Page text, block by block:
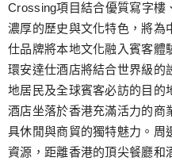
Crossing項目結合優質寫字樓
濃厚的歷史與文化特色，將為
仕品牌將本地文化融入賓客體
環安達仕酒店將結合世界級的
地居民及全球賓客必訪的目的
酒店坐落於香港充滿活力的
具休閒與商貿的獨特魅力。周
資源，距離香港的頂尖餐廳和